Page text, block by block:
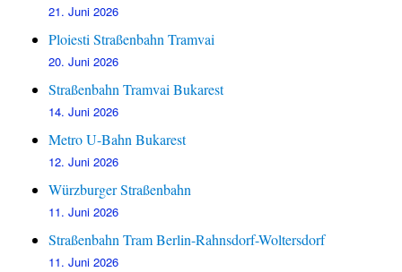
21. Juni 2026
Ploiesti Straßenbahn Tramvai
20. Juni 2026
Straßenbahn Tramvai Bukarest
14. Juni 2026
Metro U-Bahn Bukarest
12. Juni 2026
Würzburger Straßenbahn
11. Juni 2026
Straßenbahn Tram Berlin-Rahnsdorf-Woltersdorf
11. Juni 2026